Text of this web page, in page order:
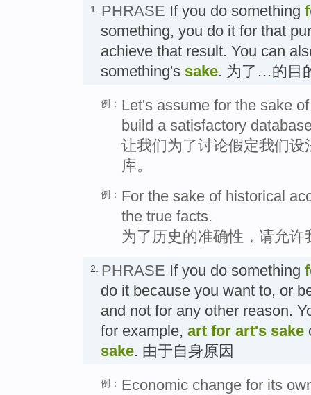
1. PHRASE If you do something
something, you do it for that
achieve that result. You can
something's sake. 为了…的目
例： Let's assume for the sake
build a satisfactory
让我们为了讨论假定我们
库。
例： For the sake of historical
the true facts.
为了历史的准确性，请允
2. PHRASE If you do something
do it because you want to, or
and not for any other reason.
for example, art for art's sake
sake. 由于自身原因
例： Economic change for its